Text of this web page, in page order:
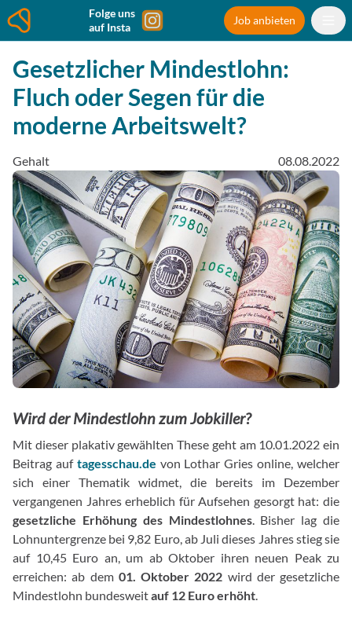
Folge uns
auf Insta
Job anbieten
Gesetzlicher Mindestlohn:
Fluch oder Segen für die
moderne Arbeitswelt?
Gehalt 08.08.2022
Wird der Mindestlohn zum Jobkiller?
Mit dieser plakativ gewählten These geht am 10.01.2022 ein
Beitrag auf tagesschau.de von Lothar Gries online, welcher
sich einer Thematik widmet, die bereits im Dezember
vergangenen Jahres erheblich für Aufsehen gesorgt hat: die
gesetzliche Erhöhung des Mindestlohnes. Bisher lag die
Lohnuntergrenze bei 9,82 Euro, ab Juli dieses Jahres stieg sie
auf 10,45 Euro an, um ab Oktober ihren neuen Peak zu
erreichen: ab dem 01. Oktober 2022 wird der gesetzliche
Mindestlohn bundesweitauf 12 Euro erhöht.